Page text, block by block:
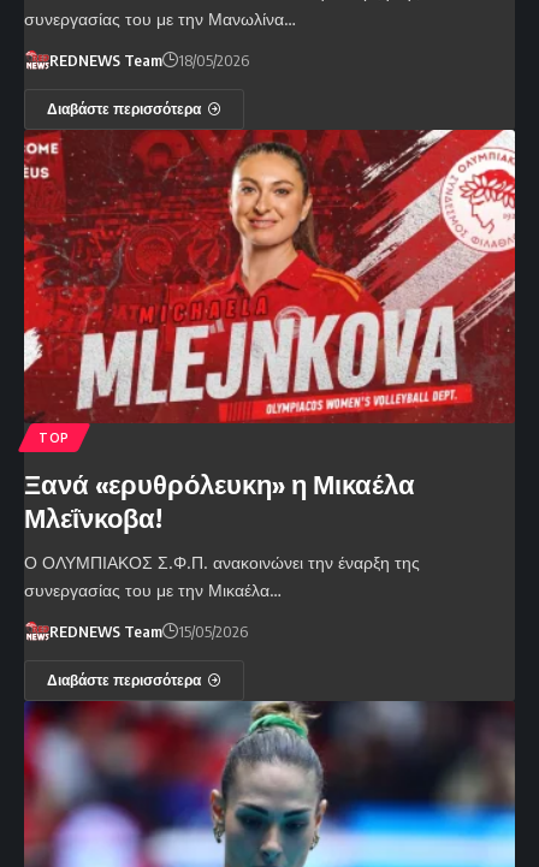
συνεργασίας του με την Μανωλίνα…
REDNEWS Team 18/05/2026
Διαβάστε περισσότερα
TOP
Ξανά «ερυθρόλευκη» η Μικαέλα
Μλεΐνκοβα!
Ο ΟΛΥΜΠΙΑΚΟΣ Σ.Φ.Π. ανακοινώνει την έναρξη της
συνεργασίας του με την Μικαέλα…
REDNEWS Team 15/05/2026
Διαβάστε περισσότερα